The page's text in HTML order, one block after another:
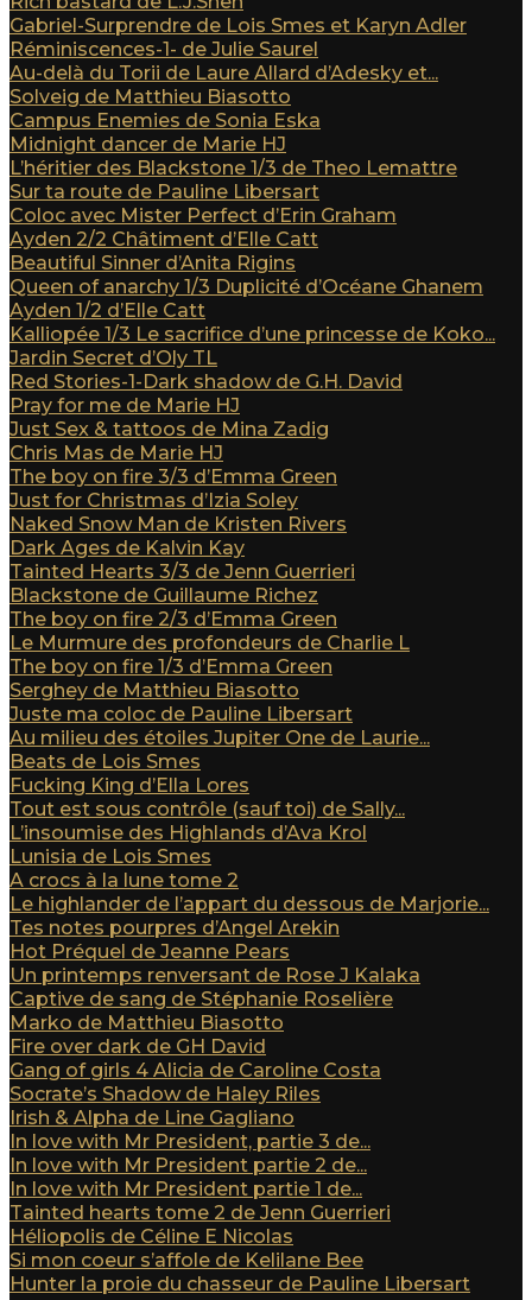
Gabriel-Surprendre de Lois Smes et Karyn Adler
Réminiscences-1- de Julie Saurel
Au-delà du Torii de Laure Allard d’Adesky et...
Solveig de Matthieu Biasotto
Campus Enemies de Sonia Eska
Midnight dancer de Marie HJ
L’héritier des Blackstone 1/3 de Theo Lemattre
Sur ta route de Pauline Libersart
Coloc avec Mister Perfect d’Erin Graham
Ayden 2/2 Châtiment d’Elle Catt
Beautiful Sinner d’Anita Rigins
Queen of anarchy 1/3 Duplicité d’Océane Ghanem
Ayden 1/2 d’Elle Catt
Kalliopée 1/3 Le sacrifice d’une princesse de Koko...
Jardin Secret d’Oly TL
Red Stories-1-Dark shadow de G.H. David
Pray for me de Marie HJ
Just Sex & tattoos de Mina Zadig
Chris Mas de Marie HJ
The boy on fire 3/3 d’Emma Green
Just for Christmas d’Izia Soley
Naked Snow Man de Kristen Rivers
Dark Ages de Kalvin Kay
Tainted Hearts 3/3 de Jenn Guerrieri
Blackstone de Guillaume Richez
The boy on fire 2/3 d’Emma Green
Le Murmure des profondeurs de Charlie L
The boy on fire 1/3 d’Emma Green
Serghey de Matthieu Biasotto
Juste ma coloc de Pauline Libersart
Au milieu des étoiles Jupiter One de Laurie...
Beats de Lois Smes
Fucking King d’Ella Lores
Tout est sous contrôle (sauf toi) de Sally...
L’insoumise des Highlands d’Ava Krol
Lunisia de Lois Smes
A crocs à la lune tome 2
Le highlander de l’appart du dessous de Marjorie...
Tes notes pourpres d’Angel Arekin
Hot Préquel de Jeanne Pears
Un printemps renversant de Rose J Kalaka
Captive de sang de Stéphanie Roselière
Marko de Matthieu Biasotto
Fire over dark de GH David
Gang of girls 4 Alicia de Caroline Costa
Socrate’s Shadow de Haley Riles
Irish & Alpha de Line Gagliano
In love with Mr President, partie 3 de...
In love with Mr President partie 2 de...
In love with Mr President partie 1 de...
Tainted hearts tome 2 de Jenn Guerrieri
Héliopolis de Céline E Nicolas
Si mon coeur s’affole de Kelilane Bee
Hunter la proie du chasseur de Pauline Libersart